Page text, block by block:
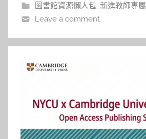
圖書館資源懶人包 新進教師專屬
Leave a comment